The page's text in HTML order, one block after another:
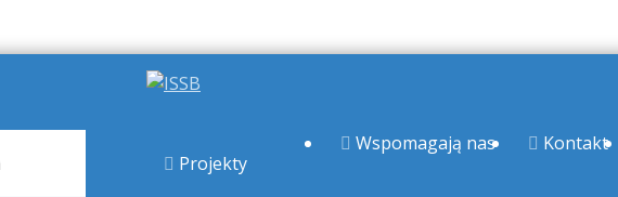
Projekty
Wspomagają nas Kontakt